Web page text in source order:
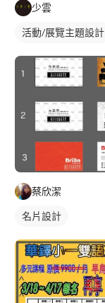
少雲
活動/展覽主題設計
蔡欣潔
名片設計